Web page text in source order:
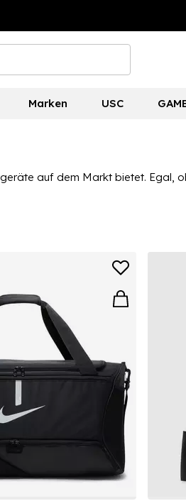
Marken USC
auf dem Markt bietet. Egal,
Wir führen alles von Nike-
versehen. Für die